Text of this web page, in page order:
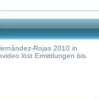
Rojas 2010 in
löst Ermittlungen bis